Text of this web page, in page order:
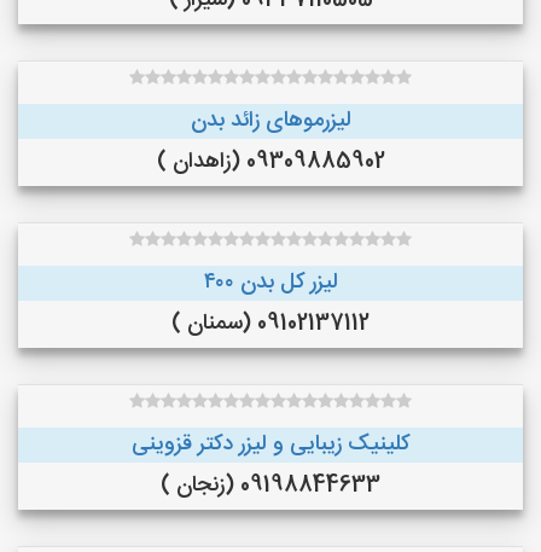
لیزرموهای زائد بدن
09309885902 (زاهدان )
لیزر کل بدن ۴۰۰
09102137112 (سمنان )
کلینیک زیبایی و لیزر دکتر قزوینی
09198844633 (زنجان )